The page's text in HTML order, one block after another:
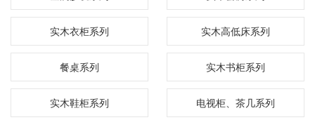
实木衣柜系列 实木高低床系列
餐桌系列 实木书柜系列
实木鞋柜系列 电视柜、茶几系列